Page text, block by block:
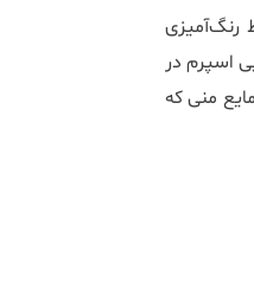
اسپرم در
منی که